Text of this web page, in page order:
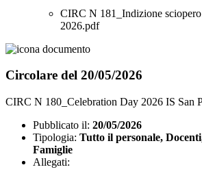
CIRC N 181_Indizione
2026.pdf
Circolare del 20/05/2026
CIRC N 180_Celebration Day 2026 IS San
Pubblicato il: 20/05/2026
Tipologia: Tutto il personale,
Famiglie
Allegati: